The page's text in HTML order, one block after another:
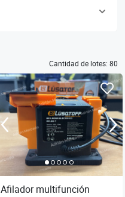
Cantidad de lotes: 80
Afilador multifunción